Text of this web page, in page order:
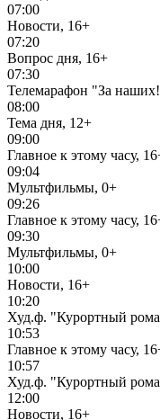
07:00
Новости, 16+
07:20
Вопрос дня, 16+
07:30
Телемарафон "За
08:00
Тема дня, 12+
09:00
Главное к этому часу,
09:04
Мультфильмы, 0+
09:26
Главное к этому часу,
09:30
Мультфильмы, 0+
10:00
Новости, 16+
10:20
Худ.ф. "Курортный
10:53
Главное к этому часу,
10:57
Худ.ф. "Курортный
12:00
Новости, 16+